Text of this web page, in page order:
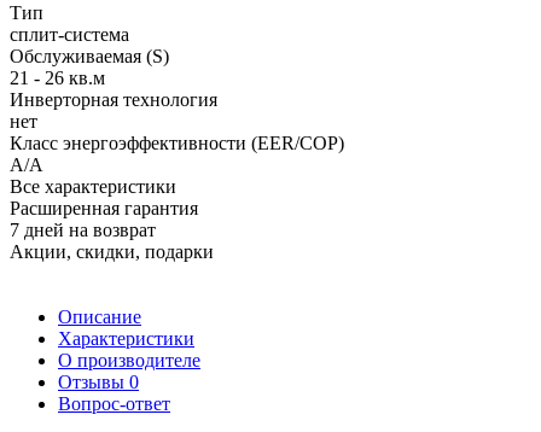
Тип
сплит-система
Обслуживаемая (S)
21 - 26 кв.м
Инверторная технология
нет
Класс энергоэффективности (EER/COP)
А/А
Все характеристики
Расширенная гарантия
7 дней на возврат
Акции, скидки, подарки
Описание
Характеристики
О производителе
Отзывы 0
Вопрос-ответ